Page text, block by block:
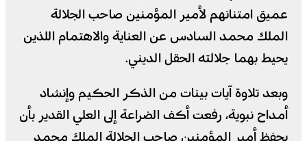
عميق امتنانهم لأمير المؤمنين صاحب الجلالة
الملك محمد السادس عن العناية والاهتمام اللذين
يحيط بهما جلالته الحقل الديني.
وبعد تلاوة آيات بينات من الذكر الحكيم وإنشاد
أمداح نبوية، رفعت أكف الضراعة إلى العلي القدير بأن
يحفظ أمير المؤمنين صاحب الجلالة الملك محمد